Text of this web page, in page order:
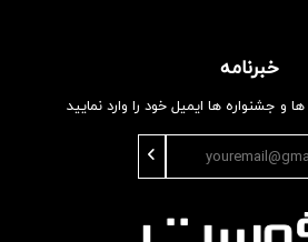
خبرنامه
و جشنواره ها ایمیل خود را وارد نمایید